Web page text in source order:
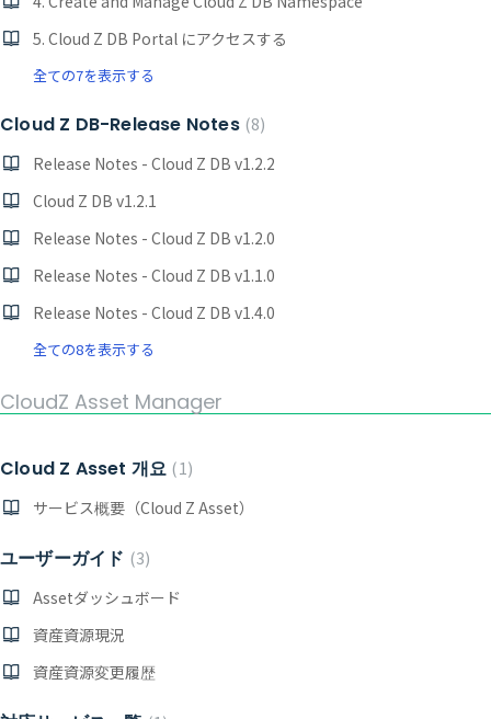
5. Cloud Z DB Portal にアクセスする
全ての7を表示する
Cloud Z DB-Release Notes 8
Release Notes - Cloud Z DB v1.2.2
Cloud Z DB v1.2.1
Release Notes - Cloud Z DB v1.2.0
Release Notes - Cloud Z DB v1.1.0
Release Notes - Cloud Z DB v1.4.0
全ての8を表示する
CloudZ Asset Manager
Cloud Z Asset 개요 1
サービス概要（Cloud Z Asset）
ユーザーガイド
3
Assetダッシュボード
資産資源現況
資産資源変更履歴